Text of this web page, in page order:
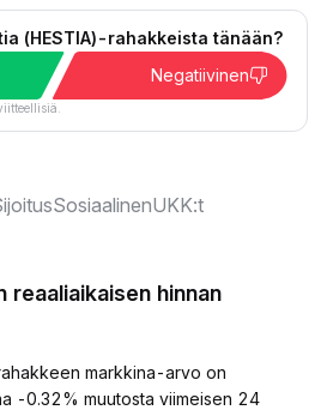
(HESTIA)-rahakkeista tänään?
Negatiivinen
SosiaalinenUKK:t
reaaliaikaisen hinnan
markkina-arvo on
-0.32% muutosta viimeisen 24